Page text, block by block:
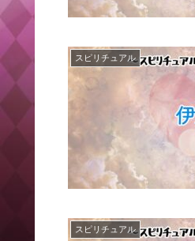
スピリチュアル
スピリチュアル